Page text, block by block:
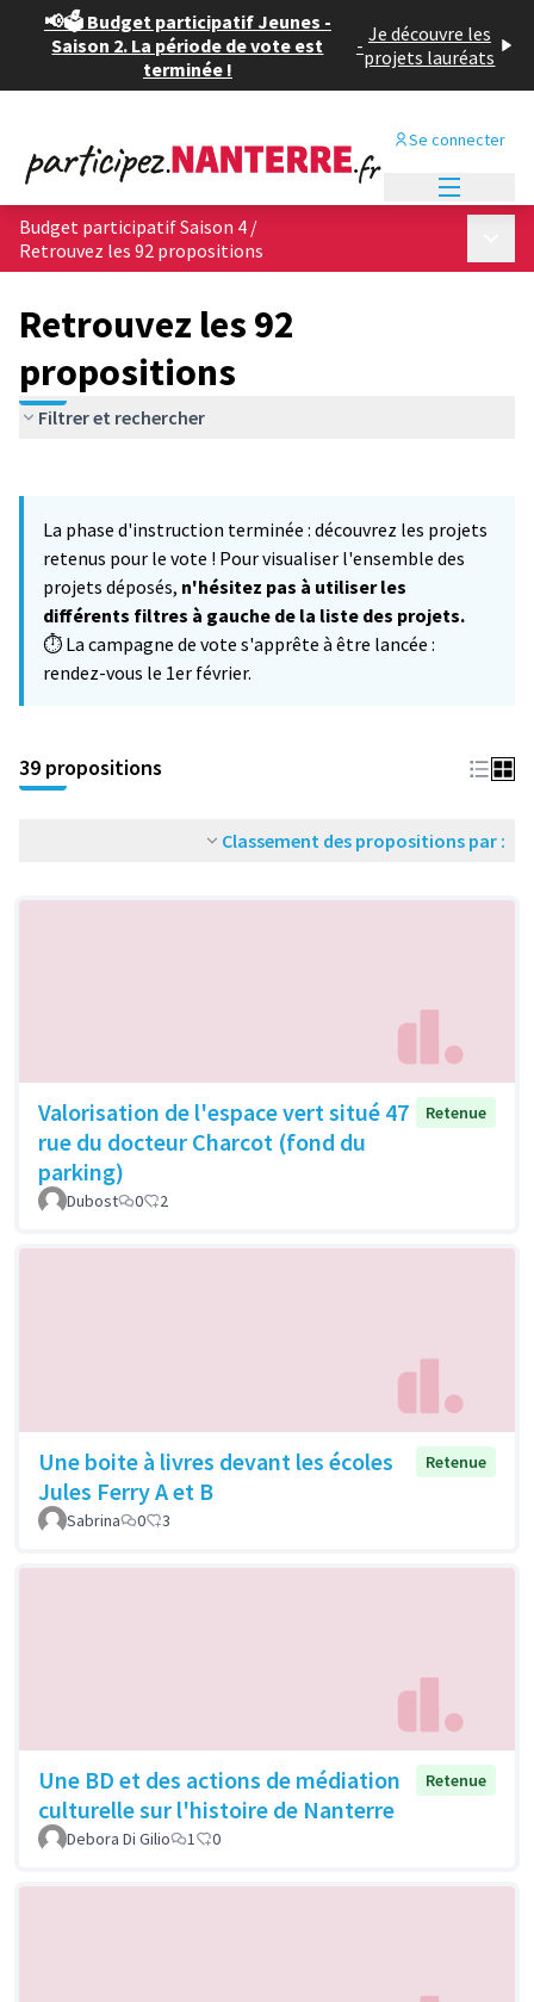
📢🗳️ Budget participatif Jeunes -
Saison 2. La période de vote est
terminée !
- Je découvre les
projets lauréats
Se connecter
Budget participatif Saison 4 /
Retrouvez les 92 propositions
Retrouvez les 92
propositions
Filtrer et rechercher
−
La phase d'instruction terminée : découvrez les projets
retenus pour le vote ! Pour visualiser l'ensemble des
projets déposés, n'hésitez pas à utiliser les
différents filtres à gauche de la liste des projets.
⏱️ La campagne de vote s'apprête à être lancée :
rendez-vous le 1er février.
39 propositions
Classement des propositions par :
Valorisation de l'espace vert situé 47
rue du docteur Charcot (fond du
parking)
Retenue
Dubost 0 2
Une boite à livres devant les écoles
Jules Ferry A et B
Retenue
Sabrina 0 3
Une BD et des actions de médiation
culturelle sur l'histoire de Nanterre
Retenue
Debora Di Gilio 1 0